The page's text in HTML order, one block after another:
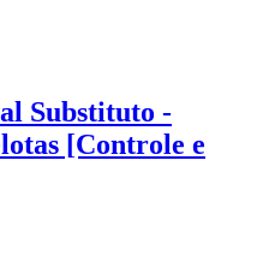
Substituto -
[Controle e